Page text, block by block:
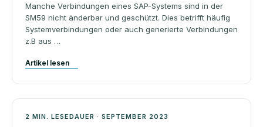
Manche Verbindungen eines SAP-Systems sind in der
SM59 nicht änderbar und geschützt. Dies betrifft häufig
Systemverbindungen oder auch generierte Verbindungen
z.B aus …
Artikel lesen
Beratung
2 MIN. LESEDAUER · SEPTEMBER 2023